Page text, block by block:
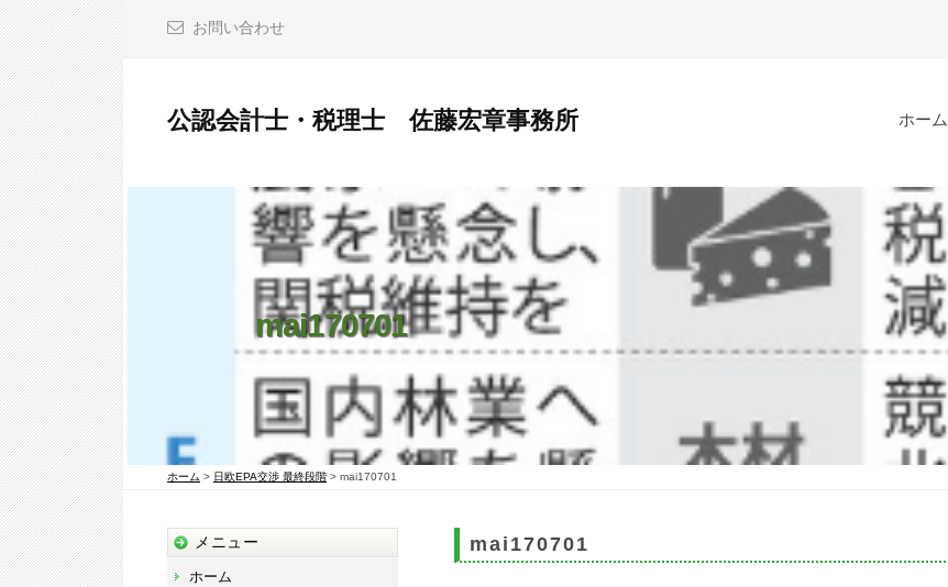
コ
ン
テ
ン
ツ
へ
ス
キ
ッ
プ
お問い合わせ
公認会計士・税理士 佐藤宏章事務所
認
佐
宏
章
ホーム
mai170701
ホーム > 日欧EPA交渉 最終段階 > mai170701
mai170701
メニュー
ホーム